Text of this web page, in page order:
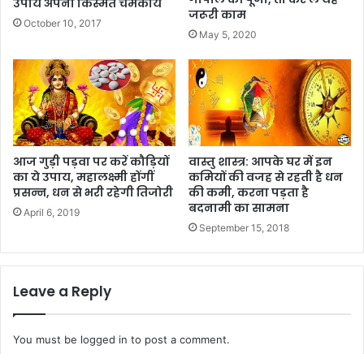
October 10, 2017
जरूरी काम
May 5, 2020
आज गुड़ी पड़वा पर करें कौड़ियों
का ये उपाय, महालक्ष्मी होंगीं
प्रसन्न, धन से भरी रहेगी तिजोरी
April 6, 2019
वास्तु शास्त्र: आपके घर में इन
कमियों की वजह से रहती है धन
की कमी, करना पड़ता है
बदनामी का सामना
September 15, 2018
Leave a Reply
You must be logged in to post a comment.